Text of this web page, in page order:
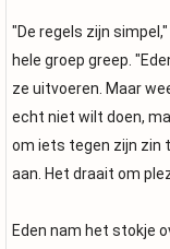
"De regels zijn
hele groep greep.
ze uitvoeren. Maar
echt niet wilt doen,
om iets tegen zijn zin
aan. Het draait om
Eden nam het stokje